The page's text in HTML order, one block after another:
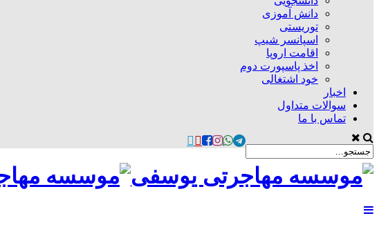
دانش آموزی
توریستی
اسپانسر شیپ
اقامت اروپا
اخذ پاسپورت دوم
خود اشتغالی
اخبار
سوالات متداول
تماس با ما